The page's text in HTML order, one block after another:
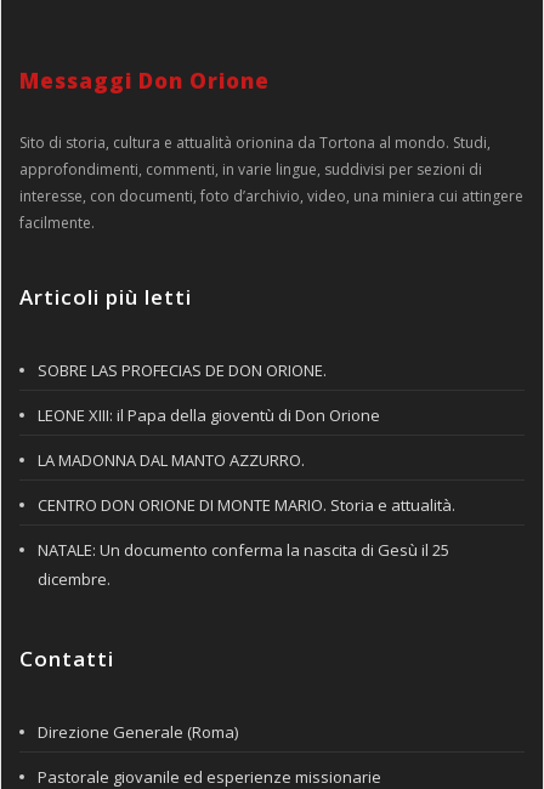
Messaggi Don Orione
Sito di storia, cultura e attualità orionina da Tortona al mondo. Studi,
approfondimenti, commenti, in varie lingue, suddivisi per sezioni di
interesse, con documenti, foto d’archivio, video, una miniera cui attingere
facilmente.
Articoli più letti
SOBRE LAS PROFECIAS DE DON ORIONE.
LEONE XIII: il Papa della gioventù di Don Orione
LA MADONNA DAL MANTO AZZURRO.
CENTRO DON ORIONE DI MONTE MARIO. Storia e attualità.
NATALE: Un documento conferma la nascita di Gesù il 25
dicembre.
Contatti
Direzione Generale (Roma)
Pastorale giovanile ed esperienze missionarie